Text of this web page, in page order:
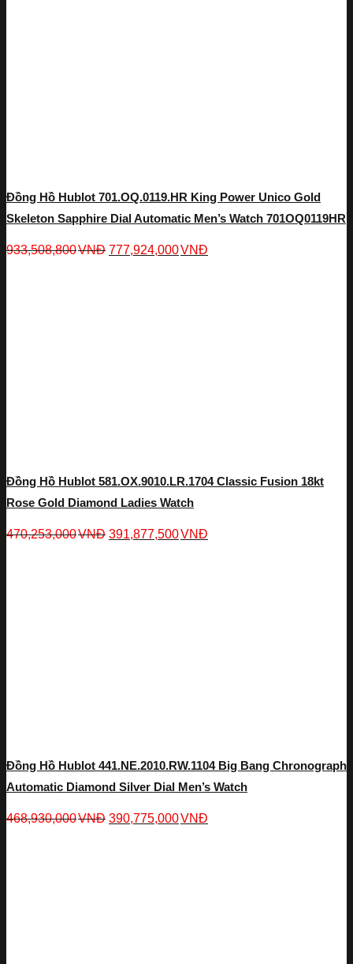
Đồng Hồ Hublot 701.OQ.0119.HR King Power Unico Gold
Skeleton Sapphire Dial Automatic Men’s Watch 701OQ0119HR
933,508,800VNĐ 777,924,000VNĐ
Đồng Hồ Hublot 581.OX.9010.LR.1704 Classic Fusion 18kt
Rose Gold Diamond Ladies Watch
470,253,000VNĐ 391,877,500VNĐ
Đồng Hồ Hublot 441.NE.2010.RW.1104 Big Bang Chronograph
Automatic Diamond Silver Dial Men’s Watch
468,930,000VNĐ 390,775,000VNĐ